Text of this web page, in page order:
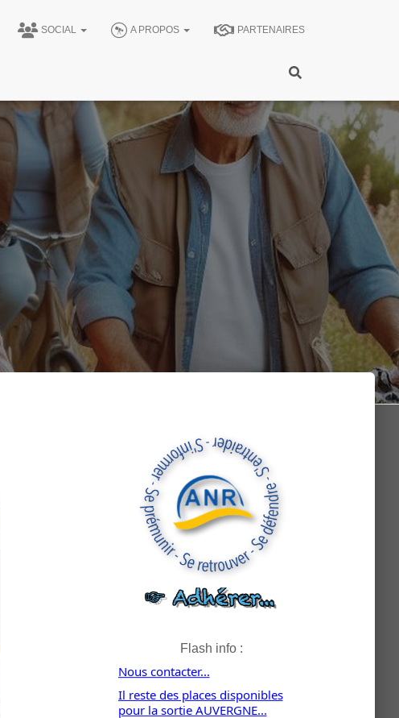
SOCIAL A PROPOS PARTENAIRES
Flash info :
Nous contacter...
Il reste des places disponibles
pour la sortie AUVERGNE...